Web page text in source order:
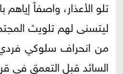
تلو الأعذار، واصفاً
ليتسنى لهم تلويث
من انحراف سلوكي فردي
السائد قبل التعمق في